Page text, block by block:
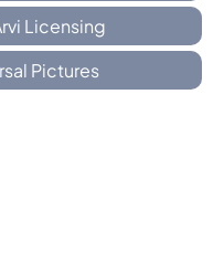
Licensing
Pictures